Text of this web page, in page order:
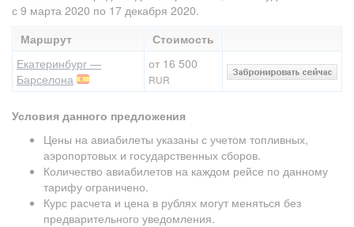
с 9 марта 2020 по 17 декабря 2020.
Маршрут
Стоимость
Екатеринбург —
Барселона
от 16 500
RUR
Условия данного предложения
Цены на авиабилеты указаны с учетом топливных,
аэропортовых и государственных сборов.
Количество авиабилетов на каждом рейсе по данному
тарифу ограничено.
Курс расчета и цена в рублях могут меняться без
предварительного уведомления.